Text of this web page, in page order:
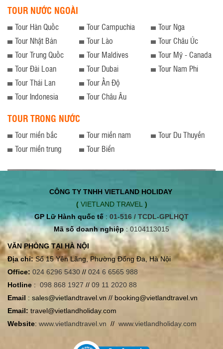
TOUR NƯỚC NGOÀI
Tour Hàn Quốc
Tour Nhật Bản
Tour Trung Quốc
Tour Đài Loan
Tour Thái Lan
Tour Indonesia
Tour Campuchia
Tour Lào
Tour Maldives
Tour Dubai
Tour Ấn Độ
Tour Châu Âu
Tour Nga
Tour Châu Úc
Tour Mỹ - Canada
Tour Nam Phi
TOUR TRONG NƯỚC
Tour miền bắc
Tour miền trung
Tour miền nam
Tour Biển
Tour Du Thuyền
CÔNG TY TNHH VIETLAND HOLIDAY
( VIETLAND TRAVEL )
GP Lữ Hành quốc tế : 01-516 / TCDL-GPLHQT
Mã số doanh nghiệp: 0104113015
VĂN PHÒNG TẠI HÀ NỘI
Địa chỉ:Số 15 Yên Lãng, Phường Đống Đa, Hà Nội
Office: 024 6296 5430 // 024 6 6565 988
Hotline : 098 868 1927 // 09 11 2020 88
Email : sales@vietlandtravel.vn // booking@vietlandtravel.vn
Email: travel@vietlandholiday.com
Website: www.vietlandtravel.vn // www.vietlandholiday.com